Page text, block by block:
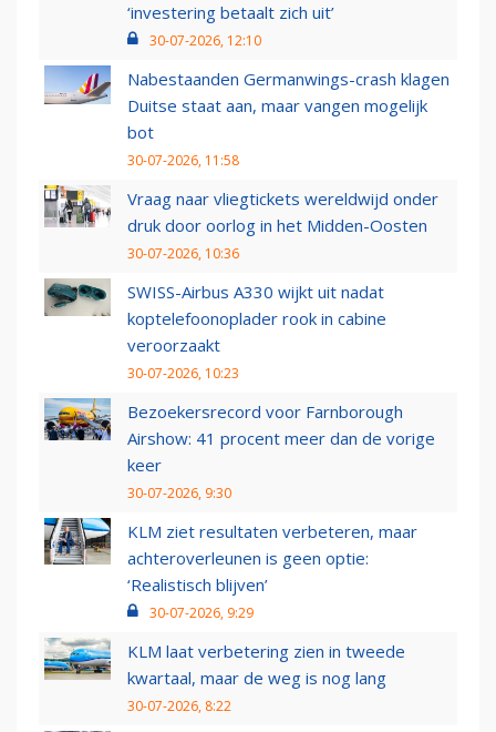
‘investering betaalt zich uit’
30-07-2026, 12:10
Nabestaanden Germanwings-crash klagen
Duitse staat aan, maar vangen mogelijk
bot
30-07-2026, 11:58
Vraag naar vliegtickets wereldwijd onder
druk door oorlog in het Midden-Oosten
30-07-2026, 10:36
SWISS-Airbus A330 wijkt uit nadat
koptelefoonoplader rook in cabine
veroorzaakt
30-07-2026, 10:23
Bezoekersrecord voor Farnborough
Airshow: 41 procent meer dan de vorige
keer
30-07-2026, 9:30
KLM ziet resultaten verbeteren, maar
achteroverleunen is geen optie:
‘Realistisch blijven’
30-07-2026, 9:29
KLM laat verbetering zien in tweede
kwartaal, maar de weg is nog lang
30-07-2026, 8:22